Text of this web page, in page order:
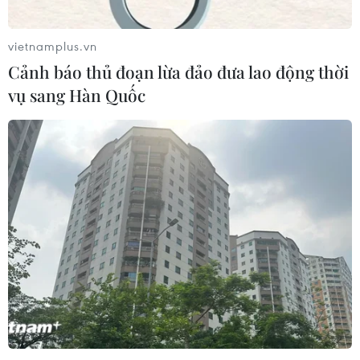
Buôn Ma Thuột - đô thị dưới
những tán cổ thụ
06/08/2026 04:22
Công viên địa chất Trương
Dịch Đan Hà của Trung Quốc vào
mùa du lịch cao điểm
06/08/2026 04:13
Làng cổ tại Trung Quốc lung
linh trong lễ diễu hành đèn lồng cá
06/08/2026 04:11
vietnamplus.vn
Cảnh báo thủ đoạn lừa đảo đưa lao động thời
vụ sang Hàn Quốc